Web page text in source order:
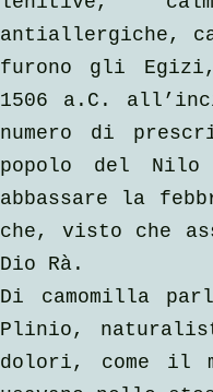
antiallergiche,
furono gli
1506 a.C.
numero di
popolo del
abbassare la
che, visto che
Dio Rà.
Di camomilla
Plinio,
dolori, come il